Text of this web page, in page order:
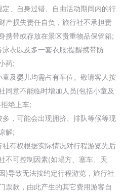
、自身过错、自由活动期间内的行
产损失责任自负， 旅行社不承担责
携带或存放在景区贵重物品保管箱;
衣以及多一套衣服;提醒携带防
药;
及婴儿均需占有车位。敬请客人按
同意不能临时增加人员(包括小童及
绝上车;
，可能会出现拥挤、排队等候等现
解;
有权根据实际情况对行程游览先后
不可控制因素(如塌方、塞车、天
)导致无法按约定行程游览，旅行社
票款，由此产生的其它费用游客自